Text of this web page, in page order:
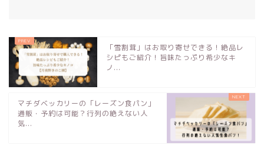
「雪割茸」はお取り寄せできる！絶品レ
シピもご紹介！旨味たっぷり希少なキ
ノ...
マチダベッカリーの「レーズン食パン」
通販・予約は可能？行列の絶えない人
気...